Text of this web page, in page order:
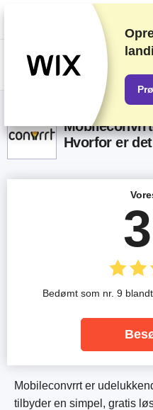
Vi rangerer forhandlere baseret på
højde for din feedback og vores
Denne side indeholder affiliate
Hvorfor er
Mobileconvrrt er
tilbyder en simpel, gratis
Bedømt som nr. 9